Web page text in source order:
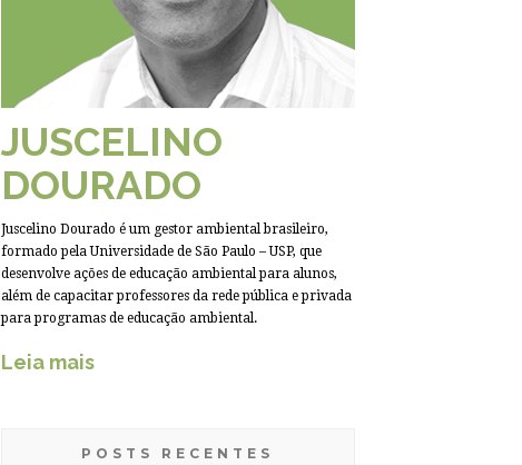
JUSCELINO
DOURADO
Juscelino Dourado é um gestor ambiental brasileiro,
formado pela Universidade de São Paulo – USP, que
desenvolve ações de educação ambiental para alunos,
além de capacitar professores da rede pública e privada
para programas de educação ambiental.
Leia mais
POSTS RECENTES